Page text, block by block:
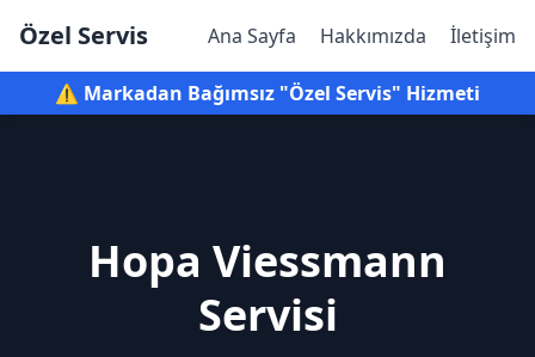
Özel Servis Ana Sayfa Hakkımızda İletişim
⚠️ Markadan Bağımsız "Özel Servis" Hizmeti
Hopa Viessmann
Servisi